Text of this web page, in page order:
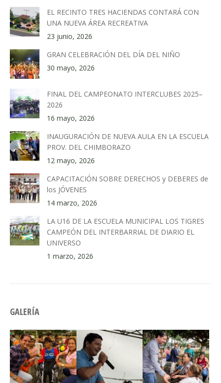
EL RECINTO TRES HACIENDAS CONTARÁ CON
UNA NUEVA ÁREA RECREATIVA
23 junio, 2026
GRAN CELEBRACIÓN DEL DÍA DEL NIÑO
30 mayo, 2026
FINAL DEL CAMPEONATO INTERCLUBES 2025–
2026
16 mayo, 2026
INAUGURACIÓN DE NUEVA AULA EN LA ESCUELA
PROV. DEL CHIMBORAZO
12 mayo, 2026
CAPACITACIÓN SOBRE DERECHOS y DEBERES de
los JÓVENES
14 marzo, 2026
LA U16 DE LA ESCUELA MUNICIPAL LOS TIGRES
CAMPEÓN DEL INTERBARRIAL DE DIARIO EL
UNIVERSO
1 marzo, 2026
GALERÍA